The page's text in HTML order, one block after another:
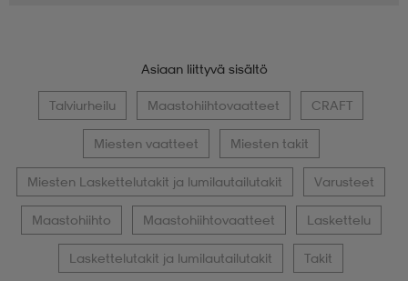
Asiaan liittyvä sisältö
Talviurheilu Maastohiihtovaatteet CRAFT
Miesten vaatteet Miesten takit
Miesten Laskettelutakit ja lumilautailutakit Varusteet
Maastohiihto Maastohiihtovaatteet Laskettelu
Laskettelutakit ja lumilautailutakit Takit